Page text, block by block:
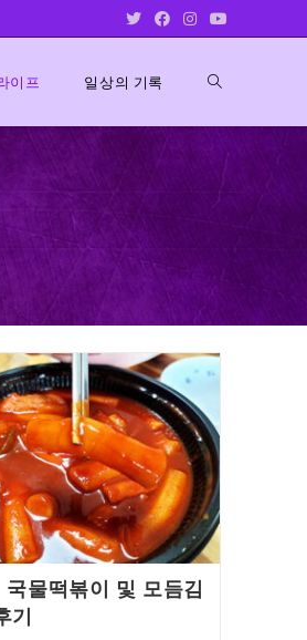
이프 일상의 기록 Toggle
website
국물떡볶이 및 모듬김
기